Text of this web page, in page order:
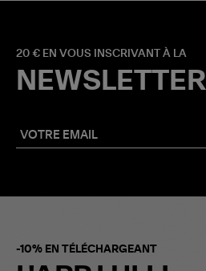
20 € EN VOUS INSCRIVANT À LA
NEWSLETTER
-10% EN TÉLÉCHARGEANT